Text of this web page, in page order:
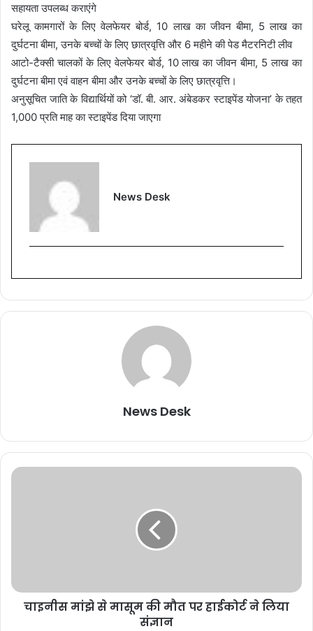
सहायता उपलब्ध कराएंगे
घरेलू कामगारों के लिए वेलफेयर बोर्ड, 10 लाख का जीवन बीमा, 5 लाख का
दुर्घटना बीमा, उनके बच्चों के लिए छात्रवृत्ति और 6 महीने की पेड मैटरनिटी लीव
आटो-टैक्सी चालकों के लिए वेलफेयर बोर्ड, 10 लाख का जीवन बीमा, 5 लाख का
दुर्घटना बीमा एवं वाहन बीमा और उनके बच्चों के लिए छात्रवृत्ति।
अनुसूचित जाति के विद्यार्थियों को ‘डॉ. बी. आर. अंबेडकर स्टाइपेंड योजना’ के तहत
1,000 प्रति माह का स्टाइपेंड दिया जाएगा
News Desk
News Desk
चाइनीस मांझे से मासूम की मौत पर हाईकोर्ट ने लिया
संज्ञान